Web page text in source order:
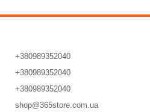
+380989352040
+380989352040
+380989352040
shop@365store.com.ua